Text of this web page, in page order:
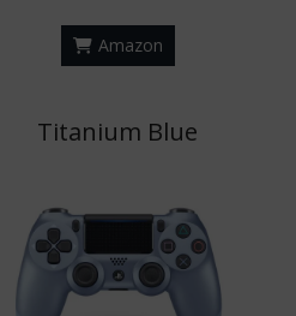
Amazon
Titanium Blue